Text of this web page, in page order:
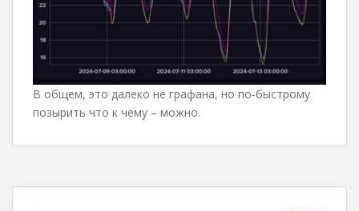
В общем, это далеко не графана, но по-быстрому
позырить что к чему – можно.